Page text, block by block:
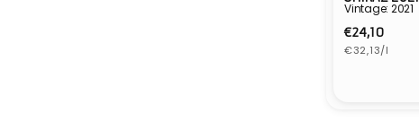
Vintage: 2021
Normaler
Preis
€24,10
Grundpreis
€32,13/l